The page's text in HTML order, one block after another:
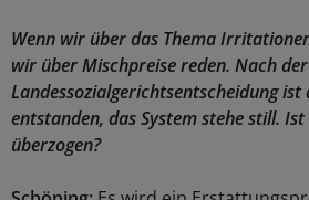
Wenn wir über das Thema
wir über Mischpreise reden. Nach der
Landessozialgerichtsentscheidung ist
entstanden, das System stehe still.
überzogen?